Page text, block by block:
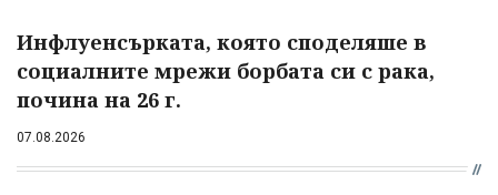
Инфлуенсърката, която споделяше в
социалните мрежи борбата си с рака,
почина на 26 г.
07.08.2026